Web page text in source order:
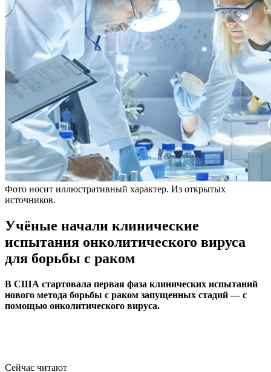
Фото носит иллюстративный характер. Из открытых
источников.
Учёные начали клинические
испытания онколитического вируса
для борьбы с раком
В США стартовала первая фаза клинических испытаний
нового метода борьбы с раком запущенных стадий — с
помощью онколитического вируса.
Сейчас читают